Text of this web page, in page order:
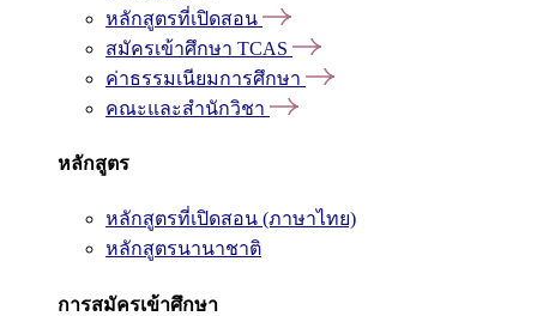
หลักสูตรที่เปิดสอน
สมัครเข้าศึกษา TCAS
ค่าธรรมเนียมการศึกษา
คณะและสำนักวิชา
หลักสูตร
หลักสูตรที่เปิดสอน (ภาษาไทย)
หลักสูตรนานาชาติ
การสมัครเข้าศึกษา